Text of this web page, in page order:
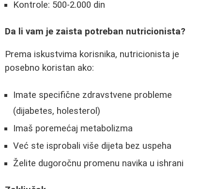
Kontrole: 500-2.000 din
Da li vam je zaista potreban nutricionista?
Prema iskustvima korisnika, nutricionista je
posebno koristan ako:
Imate specifične zdravstvene probleme
(dijabetes, holesterol)
Imaš poremećaj metabolizma
Već ste isprobali više dijeta bez uspeha
Želite dugoročnu promenu navika u ishrani